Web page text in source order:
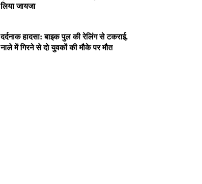
लिया जायजा
दर्दनाक हादसा: बाइक पुल की रेलिंग से टकराई,
नाले में गिरने से दो युवकों की मौके पर मौत